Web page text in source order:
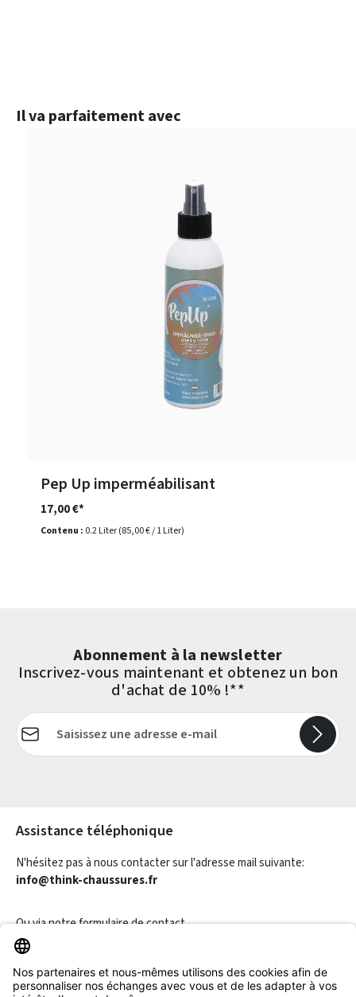
Ignorer la galerie de produits
Il va parfaitement avec
Pep Up imperméabilisant
Contenu : 0.2 Liter(85,00 € / 1 Liter)
17,00 €*
Abonnement à la newsletter
Inscrivez-vous maintenant et obtenez un bon
d'achat de 10% !**
Adresse e-mail*
Assistance téléphonique
N'hésitez pas à nous contacter sur l'adresse mail suivante:
info@think-chaussures.fr
Ou via notreformulaire de contact.
Révoquer un contrat